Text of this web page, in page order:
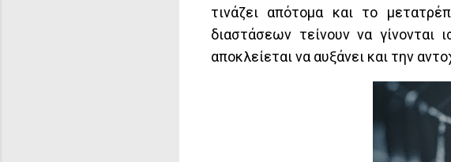
τινάζει απότομα και το
διαστάσεων τείνουν να
αποκλείεται να αυξάνει και την